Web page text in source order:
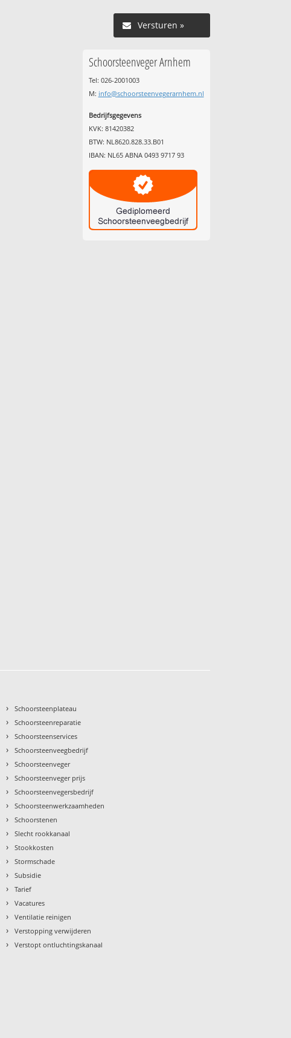
Versturen »
Schoorsteenveger Arnhem
Tel: 026-2001003
M: info@schoorsteenvegerarnhem.nl
Bedrijfsgegevens
KVK: 81420382
BTW: NL8620.828.33.B01
IBAN: NL65 ABNA 0493 9717 93
› Schoorsteenplateau
› Schoorsteenreparatie
› Schoorsteenservices
› Schoorsteenveegbedrijf
› Schoorsteenveger
› Schoorsteenveger prijs
› Schoorsteenvegersbedrijf
› Schoorsteenwerkzaamheden
› Schoorstenen
› Slecht rookkanaal
› Stookkosten
› Stormschade
› Subsidie
› Tarief
› Vacatures
› Ventilatie reinigen
› Verstopping verwijderen
› Verstopt ontluchtingskanaal